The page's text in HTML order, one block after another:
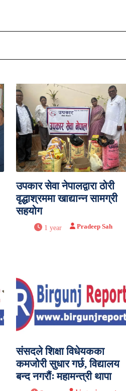
उपकार सेवा नेपालद्वारा ठोरी
वृद्धाश्रममा खाद्यान्न सामग्री
सहयोग
1 year Pradeep Sah
संसदले शिक्षा विधेयकका
कमजोरी सुधार गर्छ, विद्यालय
बन्द नगरौंः महामन्त्री थापा